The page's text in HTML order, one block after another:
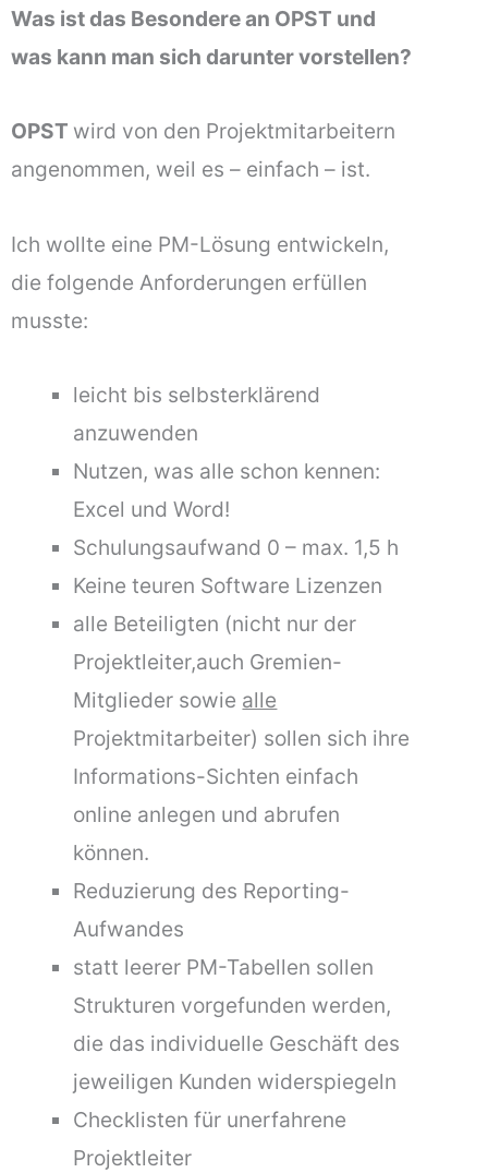
Was ist das Besondere an OPST und
was kann man sich darunter vorstellen?
OPST wird von den Projektmitarbeitern
angenommen, weil es – einfach – ist.
Ich wollte eine PM-Lösung entwickeln,
die folgende Anforderungen erfüllen
musste:
leicht bis selbsterklärend
anzuwenden
Nutzen, was alle schon kennen:
Excel und Word!
Schulungsaufwand 0 – max. 1,5 h
Keine teuren Software Lizenzen
alle Beteiligten (nicht nur der
Projektleiter,auch Gremien-
Mitglieder sowie alle
Projektmitarbeiter) sollen sich ihre
Informations-Sichten einfach
online anlegen und abrufen
können.
Reduzierung des Reporting-
Aufwandes
statt leerer PM-Tabellen sollen
Strukturen vorgefunden werden,
die das individuelle Geschäft des
jeweiligen Kunden widerspiegeln
Checklisten für unerfahrene
Projektleiter